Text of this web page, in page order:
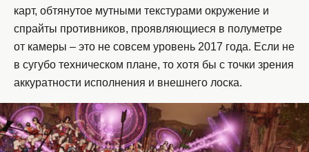
карт, обтянутое мутными текстурами окружение и
спрайты противников, проявляющиеся в полуметре
от камеры – это не совсем уровень 2017 года. Если не
в сугубо техническом плане, то хотя бы с точки зрения
аккуратности исполнения и внешнего лоска.